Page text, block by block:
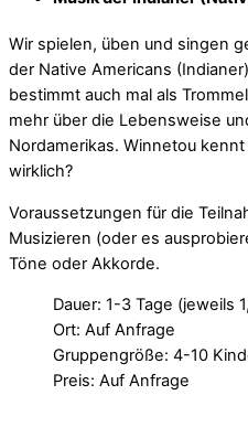
Wir spielen, üben und singen
der Native Americans
bestimmt auch mal als
mehr über die Lebensweise
Nordamerikas. Winnetou
wirklich?
Voraussetzungen für die
Musizieren (oder es
Töne oder Akkorde.
Dauer: 1-3 Tage (jeweils
Ort: Auf Anfrage
Gruppengröße: 4-10
Preis: Auf Anfrage